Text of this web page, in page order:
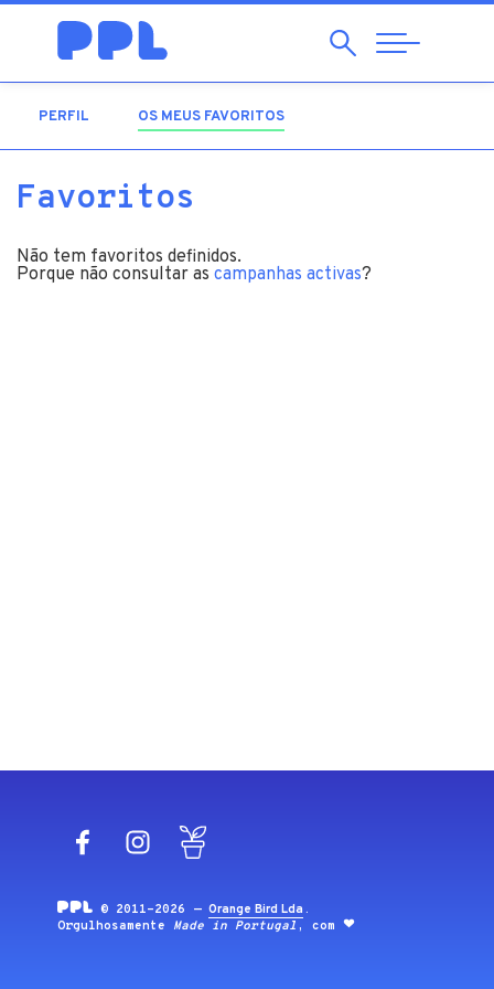
Pesquisar
Abrir
Navegação
PERFIL OS MEUS FAVORITOS
Favoritos
Não tem favoritos definidos.
Porque não consultar as campanhas activas?
FacebookInstagram
© 2011-2026 —Orange Bird Lda .
Orgulhosamente Made in Portugal , com